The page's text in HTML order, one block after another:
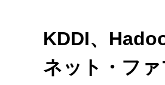
KDDI、
ネット・フ